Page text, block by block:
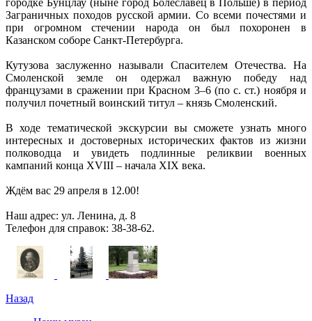
Заграничных походов русской армии. Со всеми почестями и
при огромном стечении народа он был похоронен в
Казанском соборе Санкт-Петербурга.
Кутузова заслуженно называли Спасителем Отечества. На
Смоленской земле он одержал важную победу над
французами в сражении при Красном 3–6 (по с. ст.) ноября и
получил почетный воинский титул – князь Смоленский.
В ходе тематической экскурсии вы сможете узнать много
интересных и достоверных исторических фактов из жизни
полководца и увидеть подлинные реликвии военных
кампаний конца XVIII – начала XIX века.
Ждём вас 29 апреля в 12.00!
Наш адрес: ул. Ленина, д. 8
Телефон для справок: 38-38-62.
Назад